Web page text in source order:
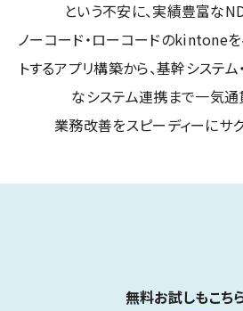
という不安に、実績豊富な
ノーコード・ローコードのkintoneを
トするアプリ構築から、基幹システ
なシステム連携まで一気通
業務改善をスピーディーにサ
無料お試しもこち